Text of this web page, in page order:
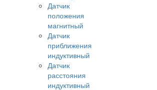
Датчик
положения
магнитный
Датчик
приближения
индуктивный
Датчик
расстояния
индуктивный